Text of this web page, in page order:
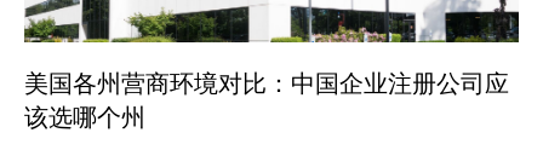
美国各州营商环境对比：中国企业注册公司应
该选哪个州